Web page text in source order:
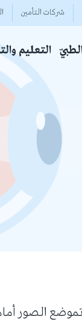
شركات التأمين
التعليم
الصور